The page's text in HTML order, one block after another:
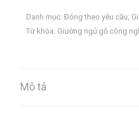
Danh mục: Đóng theo yêu cầu,
Từ khóa: Giường ngủ gỗ công
Mô tả